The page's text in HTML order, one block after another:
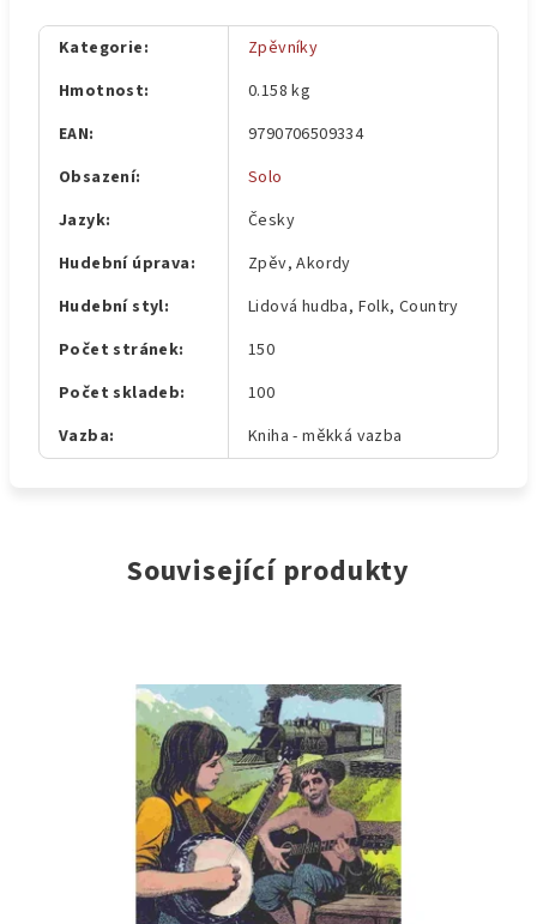
Kategorie:
Zpěvníky
Hmotnost:
0.158 kg
EAN:
9790706509334
Obsazení:
Solo
Jazyk:
Česky
Hudební úprava:
Zpěv, Akordy
Hudební styl:
Lidová hudba, Folk, Country
Počet stránek:
150
Počet skladeb:
100
Vazba: Kniha - měkká vazba
Související produkty